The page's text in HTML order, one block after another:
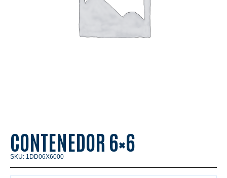
CONTENEDOR 6×6
SKU: 1DD06X6000